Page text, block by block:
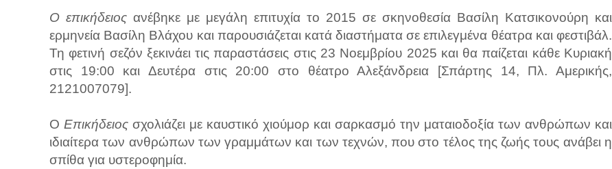
Ο επικήδειος ανέβηκε με μεγάλη επιτυχία το 2015 σε σκηνοθεσία Βασίλη Κατσικονούρη και
ερμηνεία Βασίλη Βλάχου και παρουσιάζεται κατά διαστήματα σε επιλεγμένα θέατρα και φεστιβάλ.
Τη φετινή σεζόν ξεκινάει τις παραστάσεις στις 23 Νοεμβρίου 2025 και θα παίζεται κάθε Κυριακή
στις 19:00 και Δευτέρα στις 20:00 στο θέατρο Αλεξάνδρεια [Σπάρτης 14, Πλ. Αμερικής,
2121007079].
Ο Επικήδειος σχολιάζει με καυστικό χιούμορ και σαρκασμό την ματαιοδοξία των ανθρώπων και
ιδιαίτερα των ανθρώπων των γραμμάτων και των τεχνών, που στο τέλος της ζωής τους ανάβει η
σπίθα για υστεροφημία.